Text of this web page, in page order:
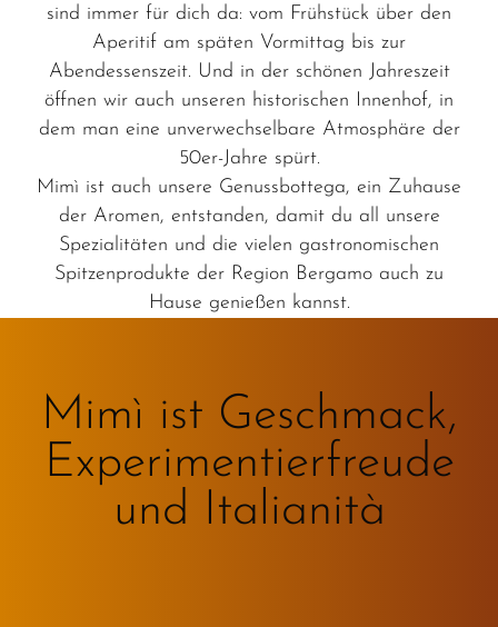
sind immer für dich da: vom Frühstück über den
Aperitif am späten Vormittag bis zur
Abendessenszeit. Und in der schönen Jahreszeit
öffnen wir auch unseren historischen Innenhof, in
dem man eine unverwechselbare Atmosphäre der
50er-Jahre spürt.
Mimì ist auch unsere Genussbottega, ein Zuhause
der Aromen, entstanden, damit du all unsere
Spezialitäten und die vielen gastronomischen
Spitzenprodukte der Region Bergamo auch zu
Hause genießen kannst.
Mimì ist Geschmack,
Experimentierfreude
und Italianità